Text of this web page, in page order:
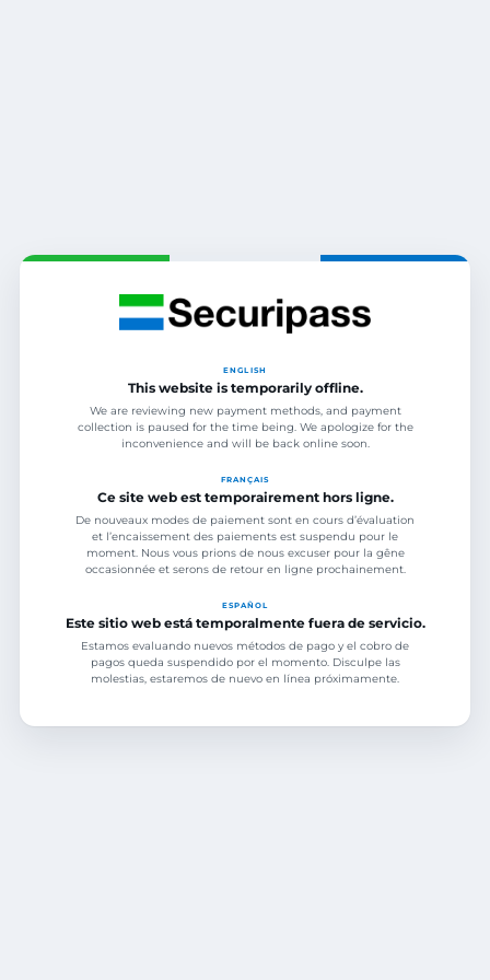
ENGLISH
This website is temporarily offline.
We are reviewing new payment methods, and payment
collection is paused for the time being. We apologize for the
inconvenience and will be back online soon.
FRANÇAIS
Ce site web est temporairement hors ligne.
De nouveaux modes de paiement sont en cours d’évaluation
et l’encaissement des paiements est suspendu pour le
moment. Nous vous prions de nous excuser pour la gêne
occasionnée et serons de retour en ligne prochainement.
ESPAÑOL
Este sitio web está temporalmente fuera de servicio.
Estamos evaluando nuevos métodos de pago y el cobro de
pagos queda suspendido por el momento. Disculpe las
molestias, estaremos de nuevo en línea próximamente.